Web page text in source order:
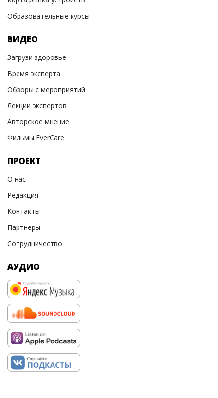
Образовательные курсы
ВИДЕО
Загрузи здоровье
Время эксперта
Обзоры с мероприятий
Лекции экспертов
Авторское мнение
Фильмы EverCare
ПРОЕКТ
О нас
Редакция
Контакты
Партнеры
Сотрудничество
АУДИО